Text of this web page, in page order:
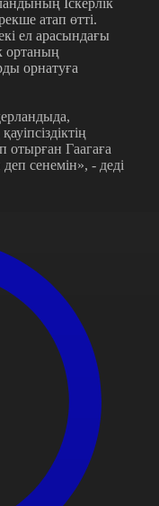
атап өтті.
ел арасындағы
ортаның
орнатуға
отырған Гаагаға
сенемін», - деді